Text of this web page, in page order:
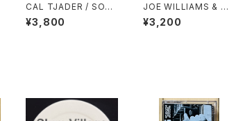
CAL TJADER / SOLA
R HEAT
¥3,800
JOE WILLIAMS & TH
AD JONES / MEL LE
WIS ORCHESTRA(S.
¥3,200